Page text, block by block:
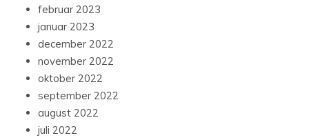
februar 2023
januar 2023
december 2022
november 2022
oktober 2022
september 2022
august 2022
juli 2022